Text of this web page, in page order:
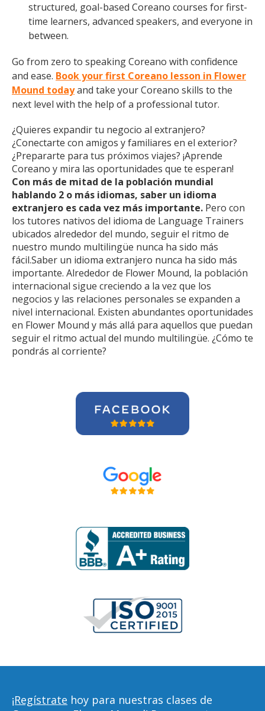
structured, goal-based Coreano courses for first-
time learners, advanced speakers, and everyone in
between.
Go from zero to speaking Coreano with confidence
and ease. Book your first Coreano lesson in Flower
Mound todayand take your Coreano skills to the
next level with the help of a professional tutor.
¿Quieres expandir tu negocio al extranjero?
¿Conectarte con amigos y familiares en el exterior?
¿Prepararte para tus próximos viajes? ¡Aprende
Coreano y mira las oportunidades que te esperan!
Con más de mitad de la población mundial
hablando 2 o más idiomas, saber un idioma
extranjero es cada vez más importante. Pero con
los tutores nativos del idioma de Language Trainers
ubicados alrededor del mundo, seguir el ritmo de
nuestro mundo multilingüe nunca ha sido más
fácil.Saber un idioma extranjero nunca ha sido más
importante. Alrededor de Flower Mound, la población
internacional sigue creciendo a la vez que los
negocios y las relaciones personales se expanden a
nivel internacional. Existen abundantes oportunidades
en Flower Mound y más allá para aquellos que puedan
seguir el ritmo actual del mundo multilingüe. ¿Cómo te
pondrás al corriente?
¡Regístrate hoy para nuestras clases de